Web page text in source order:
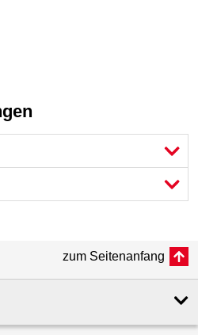
zum Seitenanfang